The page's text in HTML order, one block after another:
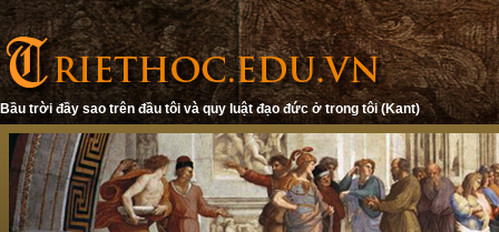
Bầu trời đầy sao trên đầu tôi và quy luật đạo đức ở trong tôi (Kant)